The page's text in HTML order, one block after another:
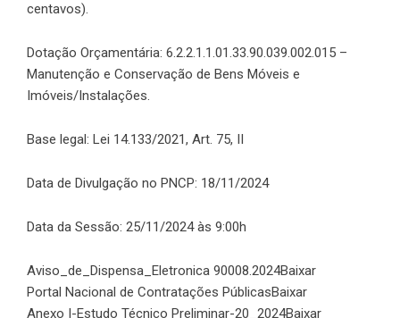
centavos).
Dotação Orçamentária: 6.2.2.1.1.01.33.90.039.002.015 –
Manutenção e Conservação de Bens Móveis e
Imóveis/Instalações.
Base legal: Lei 14.133/2021, Art. 75, II
Data de Divulgação no PNCP: 18/11/2024
Data da Sessão: 25/11/2024 às 9:00h
Aviso_de_Dispensa_Eletronica 90008.2024Baixar
Portal Nacional de Contratações PúblicasBaixar
Anexo I-Estudo Técnico Preliminar-20_2024Baixar